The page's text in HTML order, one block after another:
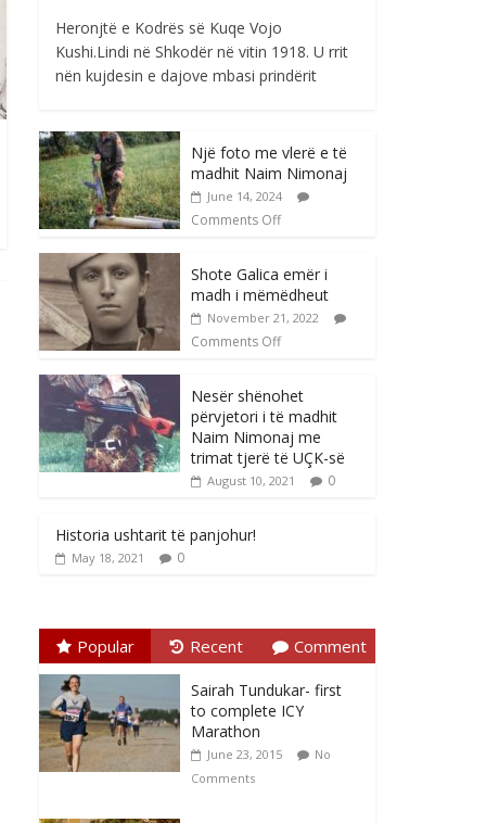
Heronjtë e Kodrës së Kuqe Vojo
Kushi.Lindi në Shkodër në vitin 1918. U rrit
nën kujdesin e dajove mbasi prindërit
Një foto me vlerë e të
madhit Naim Nimonaj
June 14, 2024
Comments Off
Shote Galica emër i
madh i mëmëdheut
November 21, 2022
Comments Off
Nesër shënohet
përvjetori i të madhit
Naim Nimonaj me
trimat tjerë të UÇK-së
August 10, 2021 0
Historia ushtarit të panjohur!
May 18, 2021 0
Popular Recent Comment
Sairah Tundukar- first
to complete ICY
Marathon
June 23, 2015
No
Comments